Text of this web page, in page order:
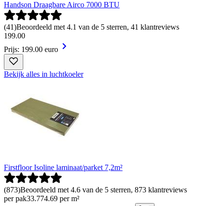
Handson Draagbare Airco 7000 BTU
(41)Beoordeeld met 4.1 van de 5 sterren, 41 klantreviews
199.00
Prijs: 199.00 euro
Bekijk alles in luchtkoeler
Firstfloor Isoline laminaat/parket 7,2m²
(873)Beoordeeld met 4.6 van de 5 sterren, 873 klantreviews
per pak33.774.69 per m²